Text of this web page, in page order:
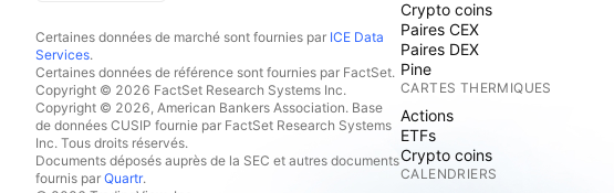
Certaines données de marché sont fournies par ICE Data
Services.
Certaines données de référence sont fournies par FactSet.
Copyright © 2026 FactSet Research Systems Inc.
Copyright © 2026, American Bankers Association. Base
de données CUSIP fournie par FactSet Research Systems
Inc. Tous droits réservés.
Documents déposés auprès de la SEC et autres documents
fournis par Quartr.
Crypto coins
Paires CEX
Paires DEX
Pine
CARTES THERMIQUES
Actions
ETFs
Crypto coins
CALENDRIERS